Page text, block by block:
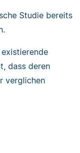
Studie bereits
dass deren
verglichen